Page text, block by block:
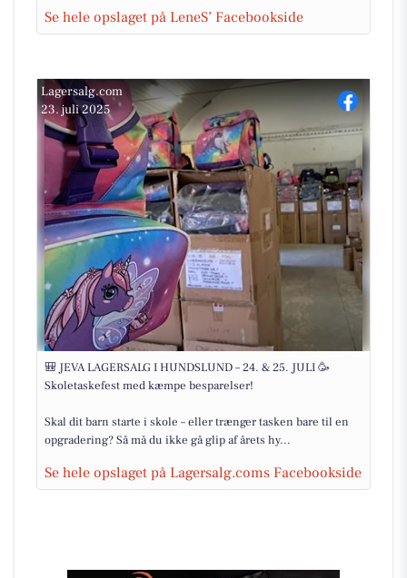
Se hele opslaget på LeneS’ Facebookside
Lagersalg.com
23. juli 2025
🎒 JEVA LAGERSALG I HUNDSLUND – 24. & 25. JULI 🥳
Skoletaskefest med kæmpe besparelser!
Skal dit barn starte i skole – eller trænger tasken bare til en
opgradering? Så må du ikke gå glip af årets hy...
Se hele opslaget på Lagersalg.coms Facebookside